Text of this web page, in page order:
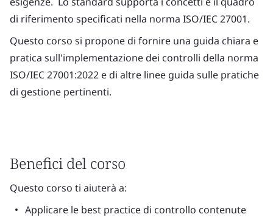
di riferimento specificati nella norma ISO/IEC 27001.
Questo corso si propone di fornire una guida chiara e
pratica sull'implementazione dei controlli della norma
ISO/IEC 27001:2022 e di altre linee guida sulle pratiche
di gestione pertinenti.
Benefici del corso
Questo corso ti aiuterà a:
Applicare le best practice di controllo contenute